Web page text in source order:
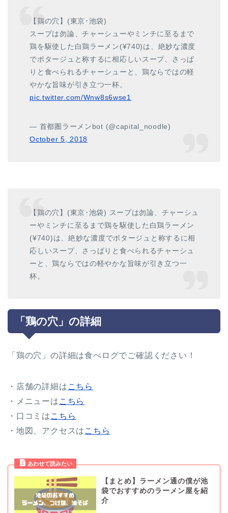
【鶏の穴】(東京･池袋)
スープは勿論、チャーシューやミンチに至るまで
鶏を駆使した白鶏ラーメン(¥740)は、絶妙な濃度
でポタージュと称するに相応しいスープ、さっぱ
りと食べられるチャーシューと、鶏ならではの軽
やかな旨味が引き立つ一杯。
pic.twitter.com/Wnw8s6wse1
— 首都圏ラーメンbot (@capital_noodle)
October 5, 2018
【鶏の穴】(東京･池袋) スープは勿論、チャーシュ
ーやミンチに至るまで鶏を駆使した白鶏ラーメン
(¥740)は、絶妙な濃度でポタージュと称するに相
応しいスープ、さっぱりと食べられるチャーシュ
ーと、鶏ならではの軽やかな旨味が引き立つ一
杯。
「鶏の穴」の詳細
「鶏の穴」の詳細は食べログでご確認ください！
・店舗の詳細は こちら
・メニューは こちら
・口コミは こちら
・地図、アクセスは こちら
【まとめ】ラーメン通の僕が池
袋でおすすめのラーメン屋を紹
介